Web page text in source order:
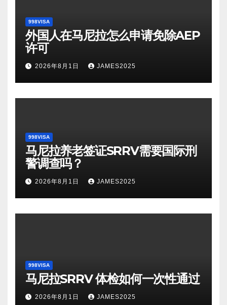
998VISA
外国人在马尼拉怎么申请免除AEP
许可
2026年8月1日 JAMES2025
998VISA
马尼拉养老签证SRRV需要国际刑
警调查吗？
2026年8月1日 JAMES2025
998VISA
马尼拉SRRV 体检如何一次性通过
2026年8月1日 JAMES2025